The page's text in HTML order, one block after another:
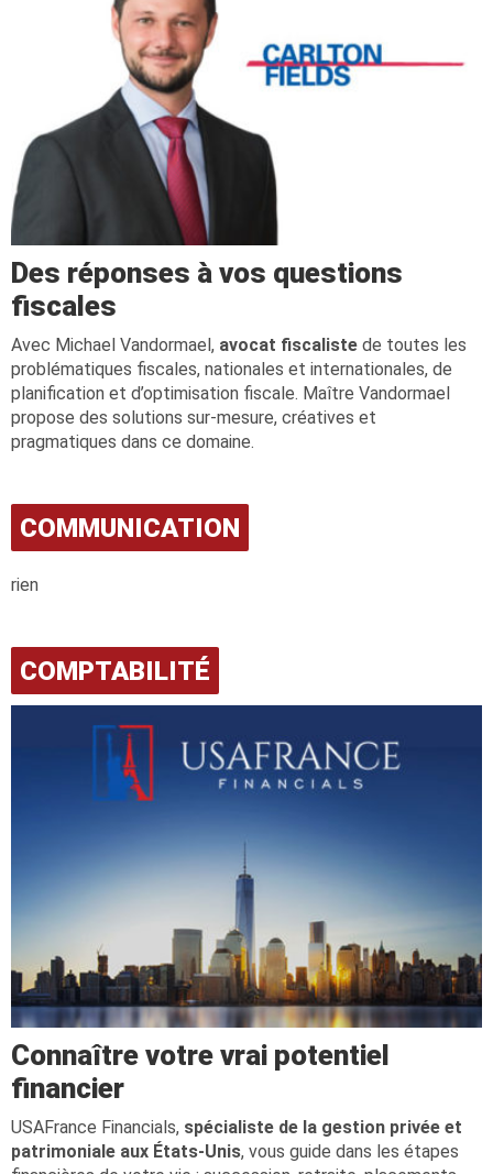
Des réponses à vos questions
fiscales
Avec Michael Vandormael, avocat fiscaliste de toutes les
problématiques fiscales, nationales et internationales, de
planification et d’optimisation fiscale. Maître Vandormael
propose des solutions sur-mesure, créatives et
pragmatiques dans ce domaine.
COMMUNICATION
rien
COMPTABILITÉ
Connaître votre vrai potentiel
financier
USAFrance Financials, spécialiste de la gestion privée et
patrimoniale aux États-Unis, vous guide dans les étapes